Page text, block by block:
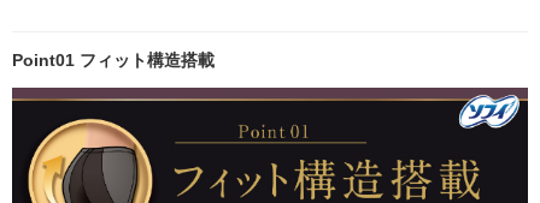
Point01 フィット構造搭載